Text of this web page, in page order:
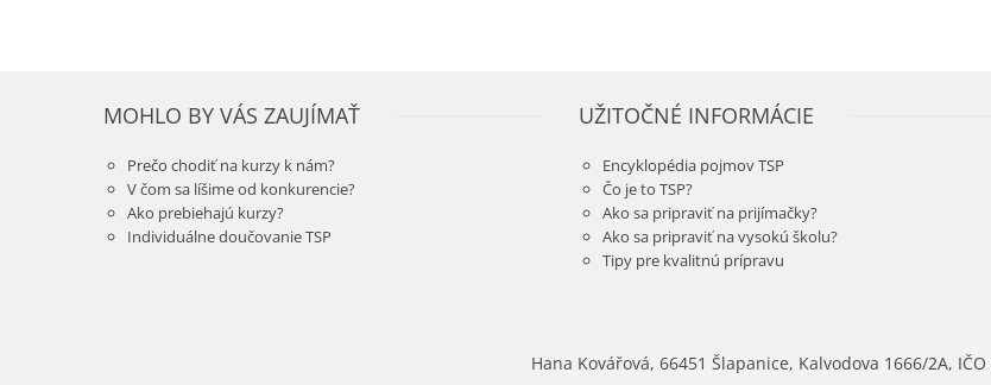
MOHLO BY VÁS ZAUJÍMAŤ
Prečo chodiť na kurzy k nám?
V čom sa líšime od konkurencie?
Ako prebiehajú kurzy?
Individuálne doučovanie TSP
UŽITOČNÉ INFORMÁCIE
Encyklopédia pojmov TSP
Čo je to TSP?
Ako sa pripraviť na prijímačky?
Ako sa pripraviť na vysokú školu?
Tipy pre kvalitnú prípravu
Hana Kovářová, 66451 Šlapanice, Kalvodova 1666/2A, IČO